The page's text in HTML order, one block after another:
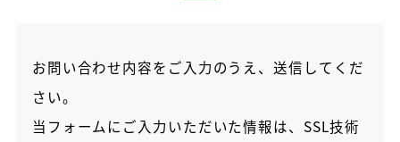
お問い合わせ内容をご入力のうえ、送信してくだ
さい。
当フォームにご入力いただいた情報は、SSL技術